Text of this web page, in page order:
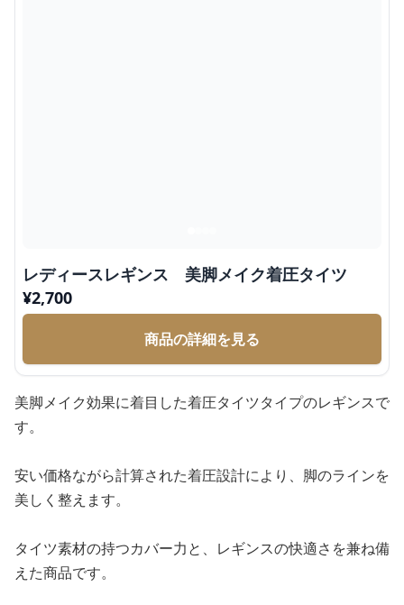
レディースレギンス 美脚メイク着圧タイツ
¥2,700
商品の詳細を見る
美脚メイク効果に着目した着圧タイツタイプのレギンスで
す。
安い価格ながら計算された着圧設計により、脚のラインを
美しく整えます。
タイツ素材の持つカバー力と、レギンスの快適さを兼ね備
えた商品です。